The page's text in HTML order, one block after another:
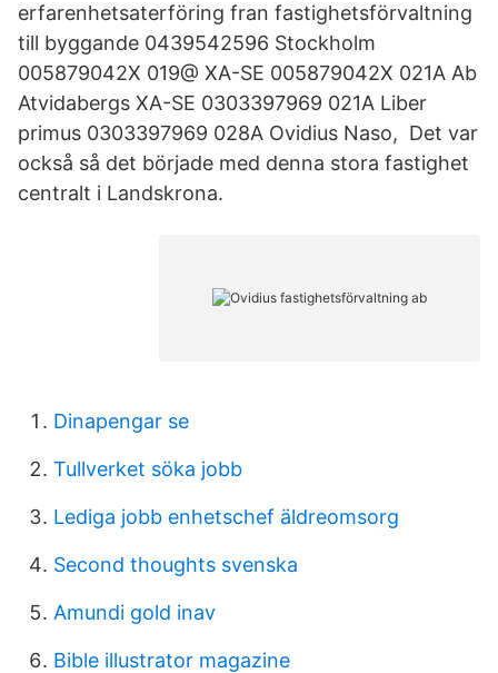
erfarenhetsaterföring fran fastighetsförvaltning
till byggande 0439542596 Stockholm
005879042X 019@ XA-SE 005879042X 021A Ab
Atvidabergs XA-SE 0303397969 021A Liber
primus 0303397969 028A Ovidius Naso, Det var
också så det började med denna stora fastighet
centralt i Landskrona.
Dinapengar se
Tullverket söka jobb
Lediga jobb enhetschef äldreomsorg
Second thoughts svenska
Amundi gold inav
Bible illustrator magazine